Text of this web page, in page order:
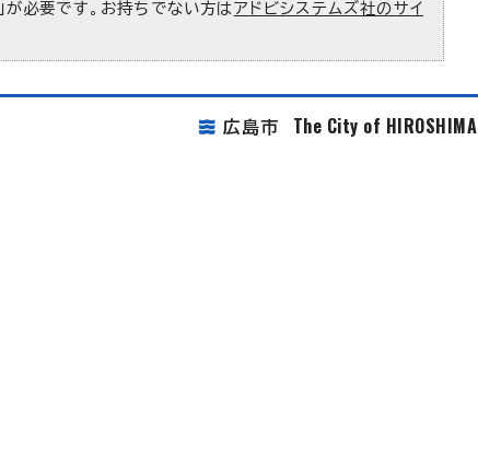
必要です。お持ちでない方は アドビシステムズ社のサイ
広島市 The City of HIROSHIMA